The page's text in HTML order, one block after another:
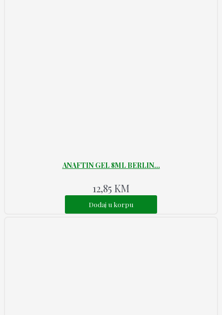
ANAFTIN GEL 8ML BERLIN...
12,85 KM
Dodaj u korpu